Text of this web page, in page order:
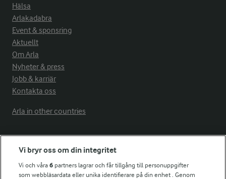
Hälsa
Arlakadabra
Event & sponsring
Aktuellt
Om Arla
Nyheter & press
Jobb & karriär
Kontakta oss
Arla in other countries
Fler Arlasajter
För ägare
Vi bryr oss om din integritet
Vi och våra6 partners lagrar och får tillgång till personuppgifter
som webbläsardata eller unika identifierare på din enhet . Genom